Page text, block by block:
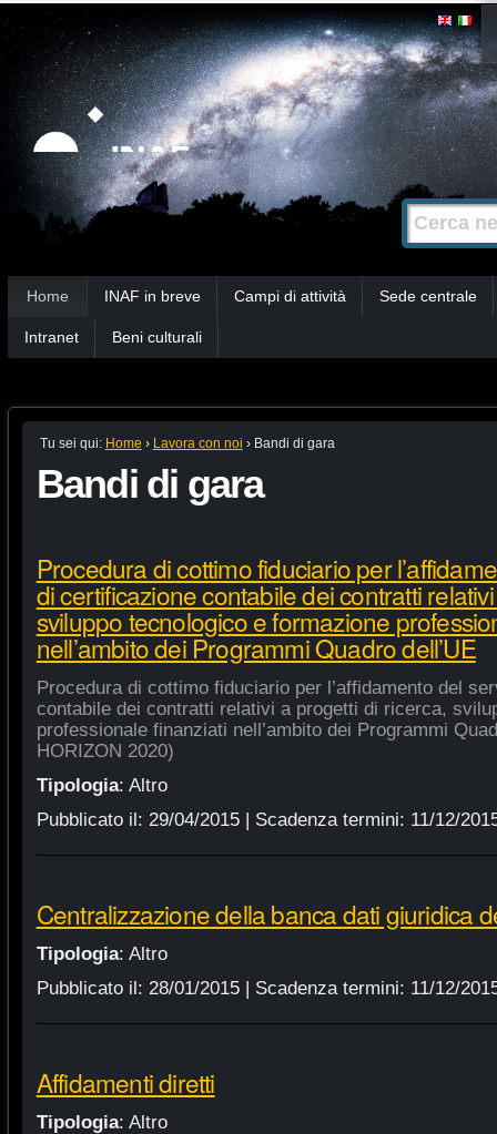
Strumenti
personali
Salta
contenuti.
|
Salta
alla
navigazione
Cerca nel
Ricerca
avanzata…
Home INAF in breve Campi di attività Sede centrale
Intranet Beni culturali
Tu sei qui: Home › Lavora con noi › Bandi di gara
Bandi di gara
Procedura di cottimo fiduciario per
di certificazione contabile dei contratti
sviluppo tecnologico e formazione
nell’ambito dei Programmi Quadro dell’UE
Procedura di cottimo fiduciario per l’affidamento del
contabile dei contratti relativi a progetti di ricerca,
professionale finanziati nell’ambito dei Programmi
HORIZON 2020)
Tipologia: Altro
Pubblicato il: 29/04/2015| Scadenza termini: 11/12/
Centralizzazione della banca dati giuridica
Tipologia: Altro
Pubblicato il: 28/01/2015| Scadenza termini: 11/12/
Affidamenti diretti
Tipologia: Altro